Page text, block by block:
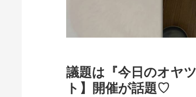
議題は『今日のオヤ
ト】開催が話題♡